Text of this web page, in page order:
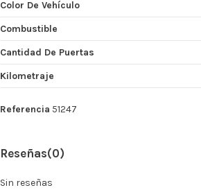
Color De Vehículo
Combustible
Cantidad De Puertas
Kilometraje
Referencia 51247
Reseñas(0)
Sin reseñas